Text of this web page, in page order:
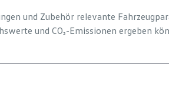
und Zubehör relevante
und CO₂-Emissionen ergeben